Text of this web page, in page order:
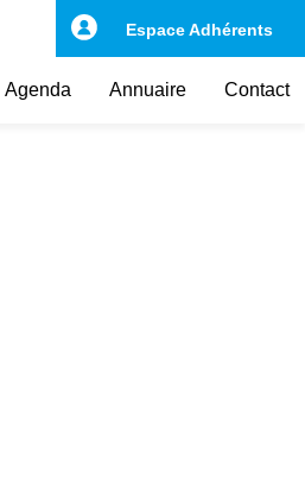
Agenda Annuaire Contact
Espace Adhérents